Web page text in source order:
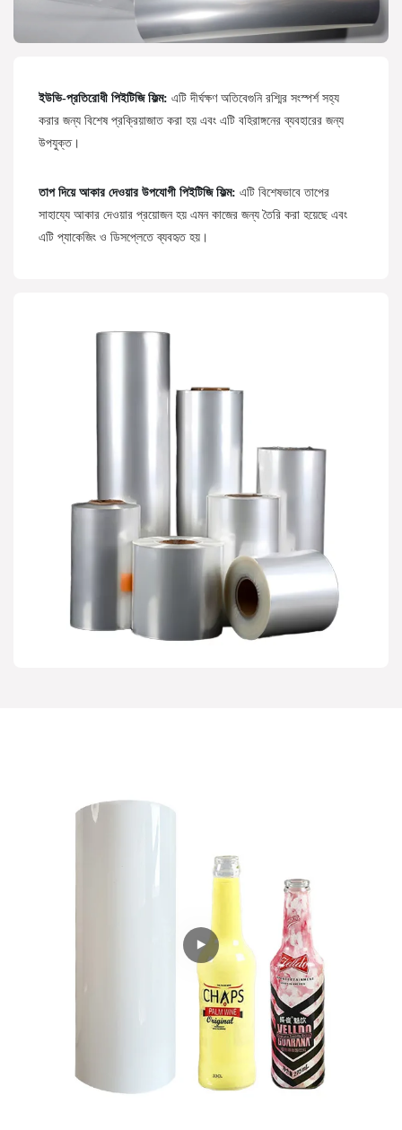
ইউভি-প্রতিরোধী পিইটিজি ফিল্ম: এটি দীর্ঘক্ষণ অতিবেগুনি রশ্মির সংস্পর্শ সহ্য
করার জন্য বিশেষ প্রক্রিয়াজাত করা হয় এবং এটি বহিরাঙ্গনের ব্যবহারের জন্য
উপযুক্ত।
তাপ দিয়ে আকার দেওয়ার উপযোগী পিইটিজি ফিল্ম: এটি বিশেষভাবে তাপের
সাহায্যে আকার দেওয়ার প্রয়োজন হয় এমন কাজের জন্য তৈরি করা হয়েছে এবং
এটি প্যাকেজিং ও ডিসপ্লেতে ব্যবহৃত হয়।